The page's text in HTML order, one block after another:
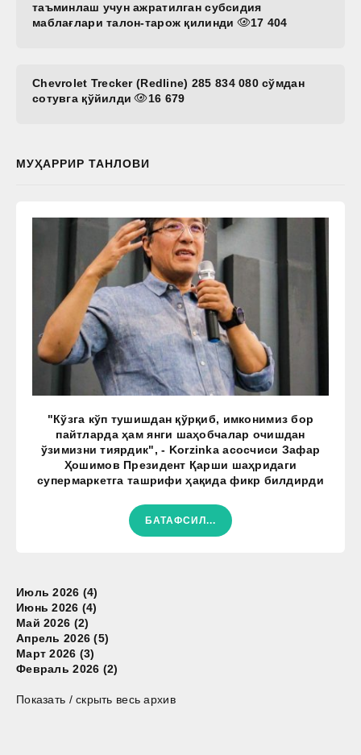
таъминлаш учун ажратилган субсидия
маблағлари талон-тарож қилинди
17 404
Chevrolet Trecker (Redline) 285 834 080 сўмдан
сотувга қўйилди
16 679
МУҲАРРИР ТАНЛОВИ
"Кўзга кўп тушишдан қўрқиб, имконимиз бор
пайтларда ҳам янги шаҳобчалар очишдан
ўзимизни тиярдик", - Korzinka асосчиси Зафар
Ҳошимов Президент Қарши шаҳридаги
супермаркетга ташрифи ҳақида фикр билдирди
БАТАФСИЛ...
Июль 2026 (4)
Июнь 2026 (4)
Май 2026 (2)
Апрель 2026 (5)
Март 2026 (3)
Февраль 2026 (2)
Показать / скрыть весь архив